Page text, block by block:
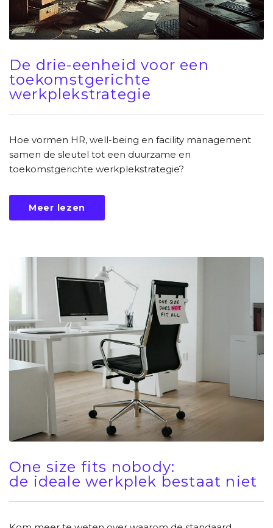
De drie-eenheid voor een
toekomstgerichte
werkplekstrategie
Hoe vormen HR, well-being en facility management
samen de sleutel tot een duurzame en
toekomstgerichte werkplekstrategie?
Meer lezen
One size fits nobody:
de ideale werkplek bestaat niet